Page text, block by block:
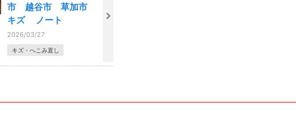
市 越谷市 草加市
キズ ノート
2026/03/27
キズ・へこみ直し